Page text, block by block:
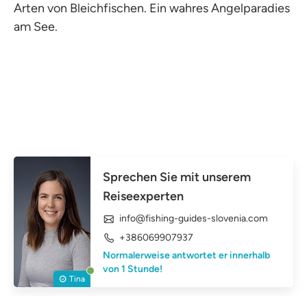
Arten von Bleichfischen. Ein wahres Angelparadies
am See.
Tina
Sprechen Sie mit unserem
Reiseexperten
info@fishing-guides-slovenia.com
+386069907937
Normalerweise antwortet er innerhalb
von 1 Stunde!